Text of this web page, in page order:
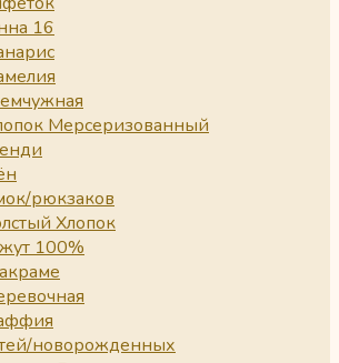
16
Мерсеризованный
рюкзаков
Хлопок
100%
новорожденных